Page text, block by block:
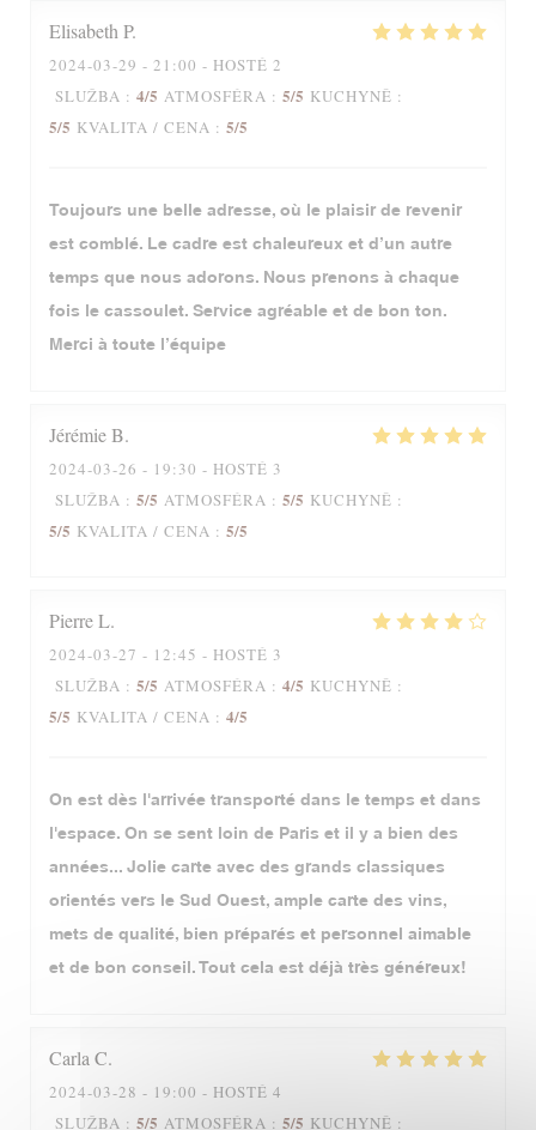
ElisabethP
2024-03-29 - 21:00 - HOSTÉ 2
SLUŽBA : 4/5 ATMOSFÉRA : 5/5 KUCHYNĚ :
5/5 KVALITA / CENA : 5/5
Toujours une belle adresse, où le plaisir de revenir
est comblé. Le cadre est chaleureux et d’un autre
temps que nous adorons. Nous prenons à chaque
fois le cassoulet. Service agréable et de bon ton.
Merci à toute l’équipe
JérémieB
2024-03-26 - 19:30 - HOSTÉ 3
SLUŽBA : 5/5 ATMOSFÉRA : 5/5 KUCHYNĚ :
5/5 KVALITA / CENA : 5/5
PierreL
2024-03-27 - 12:45 - HOSTÉ 3
SLUŽBA : 5/5 ATMOSFÉRA : 4/5 KUCHYNĚ :
5/5 KVALITA / CENA : 4/5
On est dès l'arrivée transporté dans le temps et dans
l'espace. On se sent loin de Paris et il y a bien des
années... Jolie carte avec des grands classiques
orientés vers le Sud Ouest, ample carte des vins,
mets de qualité, bien préparés et personnel aimable
et de bon conseil. Tout cela est déjà très généreux!
CarlaC
2024-03-28 - 19:00 - HOSTÉ 4
SLUŽBA : 5/5 ATMOSFÉRA : 5/5 KUCHYNĚ :